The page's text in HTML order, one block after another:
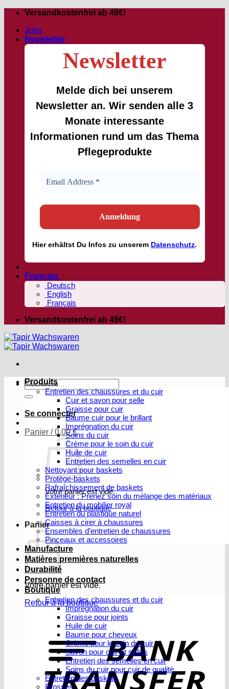
Passer
contenu
Versandkostenfrei ab 49€!
Jobs
Newsletter
Newsletter
Melde dich bei unserem
Newsletter an. Wir senden alle 3
Monate interessante
Informationen rund um das Thema
Pflegeprodukte
Hiererhältst Du Infos zu unserem Datenschutz.
Français
Deutsch
English
Français
Versandkostenfrei ab 49€!
Recherche
pour :
Se connecter
Panier /0,00€
Votre panier est vide.
Retour à la boutique
Panier
Votre panier est vide.
Retour à la boutique
Produits
Entretien des chaussures et du cuir
Cuir et savon pour selle
Graisse pour cuir
Baume cuir pour le brillant
Imprégnation du cuir
Soins du cuir
Crème pour le soin du cuir
Huile de cuir
Entretien des semelles en cuir
Nettoyant pour baskets
Protège-baskets
Rafraîchissement de baskets
Extérieur : Prenez soin du mélange des matériaux
Entretien du mobilier royal
Entretien du plastique naturel
Caisses à cirer à chaussures
Ensembles d’entretien de chaussures
Pinceaux et accessoires
Manufacture
Matières premières naturelles
Durabilité
Personne de contact
Boutique
Entretien des chaussures et du cuir
Imprégnation du cuir
Graisse pour joints
Huile de cuir
Baume pour cheveux
Crème pour le soin du cuir
Savon pour cuir et selles
Entretien des semelles en cuir
Soins du cuir pour cuir de qualité
Entretien des baskets
Brosses